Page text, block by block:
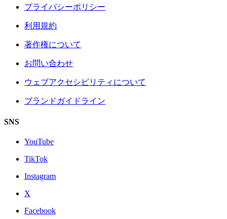
プライバシーポリシー
利用規約
著作権について
お問い合わせ
ウェブアクセシビリティについて
ブランドガイドライン
SNS
YouTube
TikTok
Instagram
X
Facebook